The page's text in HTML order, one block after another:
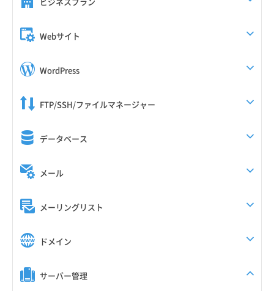
Webサイト
WordPress
FTP/SSH/ファイルマネージャー
データベース
メール
メーリングリスト
ドメイン
サーバー管理